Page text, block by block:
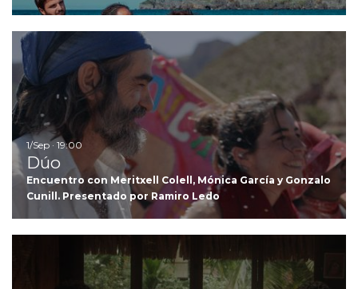
1/Sep · 19:00
Dúo
Encuentro con Meritxell Colell, Mónica García y Gonzalo
Cunill. Presentado por Ramiro Ledo